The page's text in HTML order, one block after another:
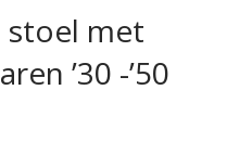
stoel met
’30 -’50